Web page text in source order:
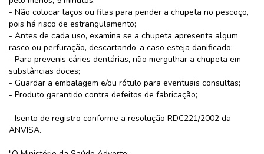
- Não colocar laços ou fitas para pender a chupeta no pescoço,
pois há risco de estrangulamento;
- Antes de cada uso, examina se a chupeta apresenta algum
rasco ou perfuração, descartando-a caso esteja danificado;
- Para prevenis cáries dentárias, não mergulhar a chupeta em
substâncias doces;
- Guardar a embalagem e/ou rótulo para eventuais consultas;
- Produto garantido contra defeitos de fabricação;
- Isento de registro conforme a resolução RDC221/2002 da
ANVISA.